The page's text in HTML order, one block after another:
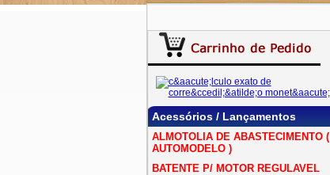
Acessórios / Lançamentos
ALMOTOLIA DE ABASTECIMENTO (
AUTOMODELO )
BATENTE P/ MOTOR REGULAVEL